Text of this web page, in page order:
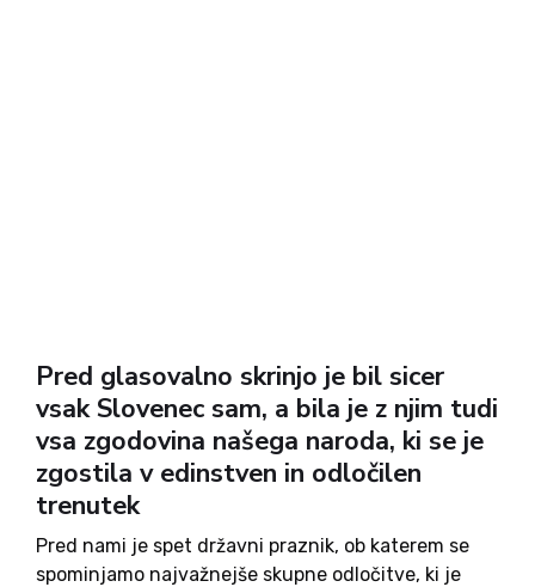
Pred glasovalno skrinjo je bil sicer
vsak Slovenec sam, a bila je z njim tudi
vsa zgodovina našega naroda, ki se je
zgostila v edinstven in odločilen
trenutek
Pred nami je spet državni praznik, ob katerem se
spominjamo najvažnejše skupne odločitve, ki je